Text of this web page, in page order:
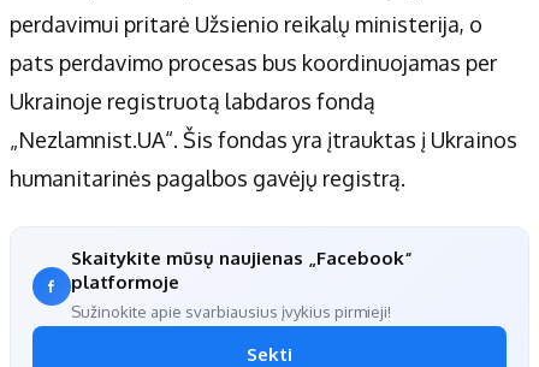
perdavimui pritarė Užsienio reikalų ministerija, o
pats perdavimo procesas bus koordinuojamas per
Ukrainoje registruotą labdaros fondą
„Nezlamnist.UA“. Šis fondas yra įtrauktas į Ukrainos
humanitarinės pagalbos gavėjų registrą.
Skaitykite mūsų naujienas „Facebook“
platformoje
Sužinokite apie svarbiausius įvykius pirmieji!
Sekti